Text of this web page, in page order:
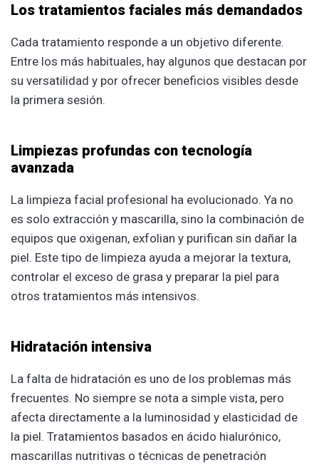
Los tratamientos faciales más demandados
Cada tratamiento responde a un objetivo diferente.
Entre los más habituales, hay algunos que destacan por
su versatilidad y por ofrecer beneficios visibles desde
la primera sesión.
Limpiezas profundas con tecnología
avanzada
La limpieza facial profesional ha evolucionado. Ya no
es solo extracción y mascarilla, sino la combinación de
equipos que oxigenan, exfolian y purifican sin dañar la
piel. Este tipo de limpieza ayuda a mejorar la textura,
controlar el exceso de grasa y preparar la piel para
otros tratamientos más intensivos.
Hidratación intensiva
La falta de hidratación es uno de los problemas más
frecuentes. No siempre se nota a simple vista, pero
afecta directamente a la luminosidad y elasticidad de
la piel. Tratamientos basados en ácido hialurónico,
mascarillas nutritivas o técnicas de penetración